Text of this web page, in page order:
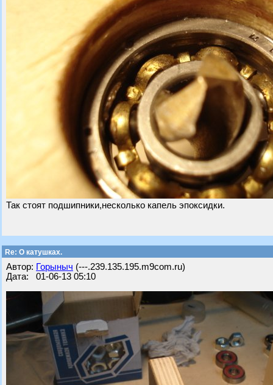
Так стоят подшипники,несколько капель эпоксидки.
Re: О катушках.
Автор: Горыныч (---.239.135.195.m9com.ru)
Дата: 01-06-13 05:10